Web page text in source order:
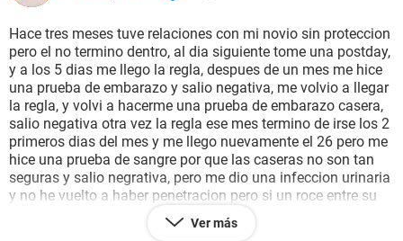
SEXUALIDAD
GLOSARIO
Hace tres meses tuve relaciones con mi novio sin proteccion
pero el no termino dentro, al dia siguiente tome una postday,
y a los 5 dias me llego la regla, despues de un mes me hice
una prueba de embarazo y salio negativa, me volvio a llegar
la regla, y volvi a hacerme una prueba de embarazo casera,
salio negativa otra vez la regla ese mes termino de irse los 2
primeros dias del mes y me llego nuevamente el 26 pero me
hice una prueba de sangre por que las caseras no son tan
seguras y salio negrativa, pero me dio una infeccion urinaria
y no he vuelto a haber penetracion pero si un roce entre su
pene y mi vulva, pero el nunca se ha venido, en este mes la
regla se me fue el 1 o el 2, pero no me ha vuelto a bajar y ya
Ver más